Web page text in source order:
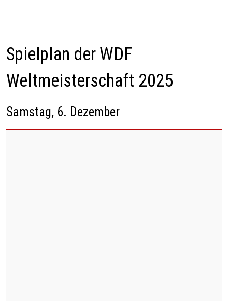
Spielplan der WDF
Weltmeisterschaft 2025
Samstag, 6. Dezember